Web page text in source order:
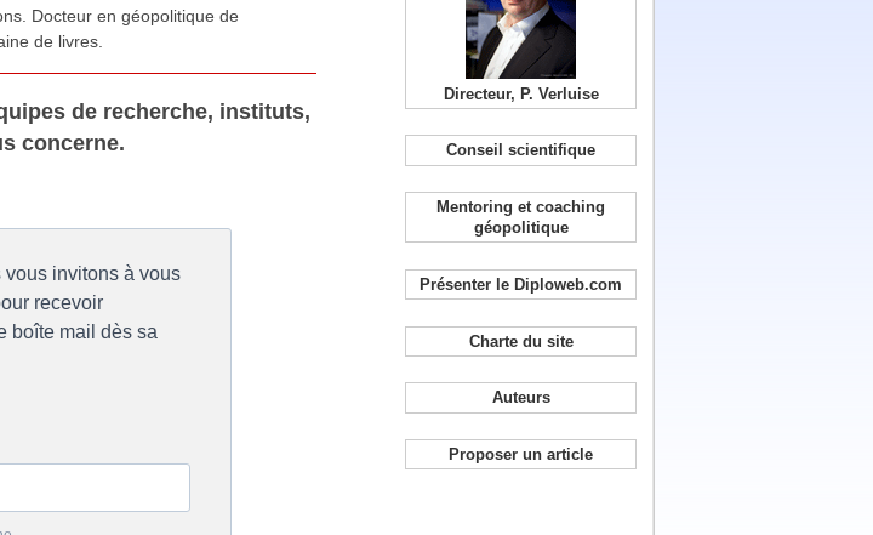
Docteur en géopolitique de
de livres.
de recherche, instituts,
concerne.
Directeur, P. Verluise
Conseil scientifique
Mentoring et coaching
géopolitique
Présenter le Diploweb.com
Charte du site
Auteurs
Proposer un article